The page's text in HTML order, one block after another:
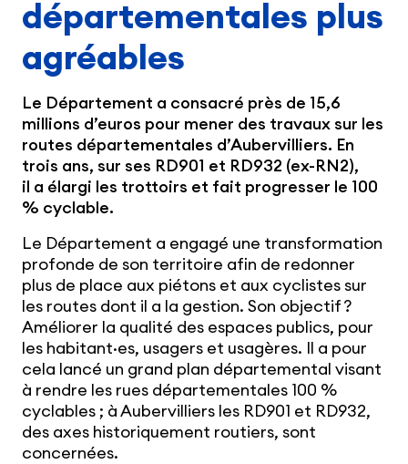
départementales plus
agréables
Le Département a consacré près de 15,6
millions d’euros pour mener des travaux sur les
routes départementales d’Aubervilliers. En
trois ans, sur ses RD901 et RD932 (ex-RN2),
il a élargi les trottoirs et fait progresser le 100
% cyclable.
Le Département a engagé une transformation
profonde de son territoire afin de redonner
plus de place aux piétons et aux cyclistes sur
les routes dont il a la gestion. Son objectif ?
Améliorer la qualité des espaces publics, pour
les habitant·es, usagers et usagères. Il a pour
cela lancé un grand plan départemental visant
à rendre les rues départementales 100 %
cyclables ; à Aubervilliers les RD901 et RD932,
des axes historiquement routiers, sont
concernées.